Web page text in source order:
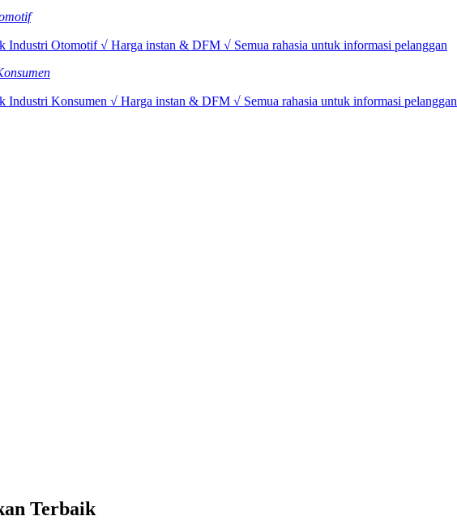
Industri Otomotif √ Harga instan & DFM √ Semua rahasia untuk informasi pelanggan
Industri Konsumen √ Harga instan & DFM √ Semua rahasia untuk informasi pelanggan
Terbaik